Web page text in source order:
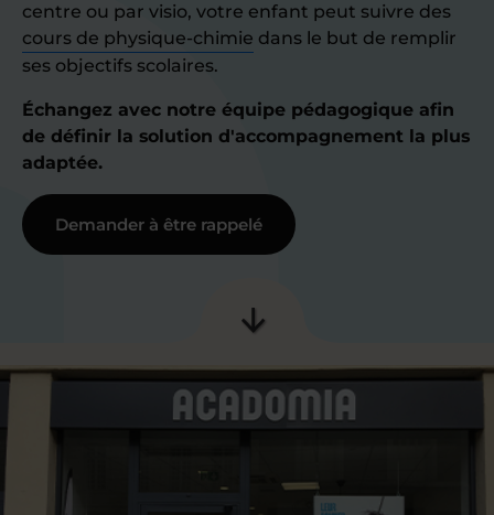
centre ou par visio, votre enfant peut suivre des
cours de physique-chimie dans le but de remplir
ses objectifs scolaires.
Échangez avec notre équipe pédagogique afin
de définir la solution d'accompagnement la plus
adaptée.
Demander à être rappelé